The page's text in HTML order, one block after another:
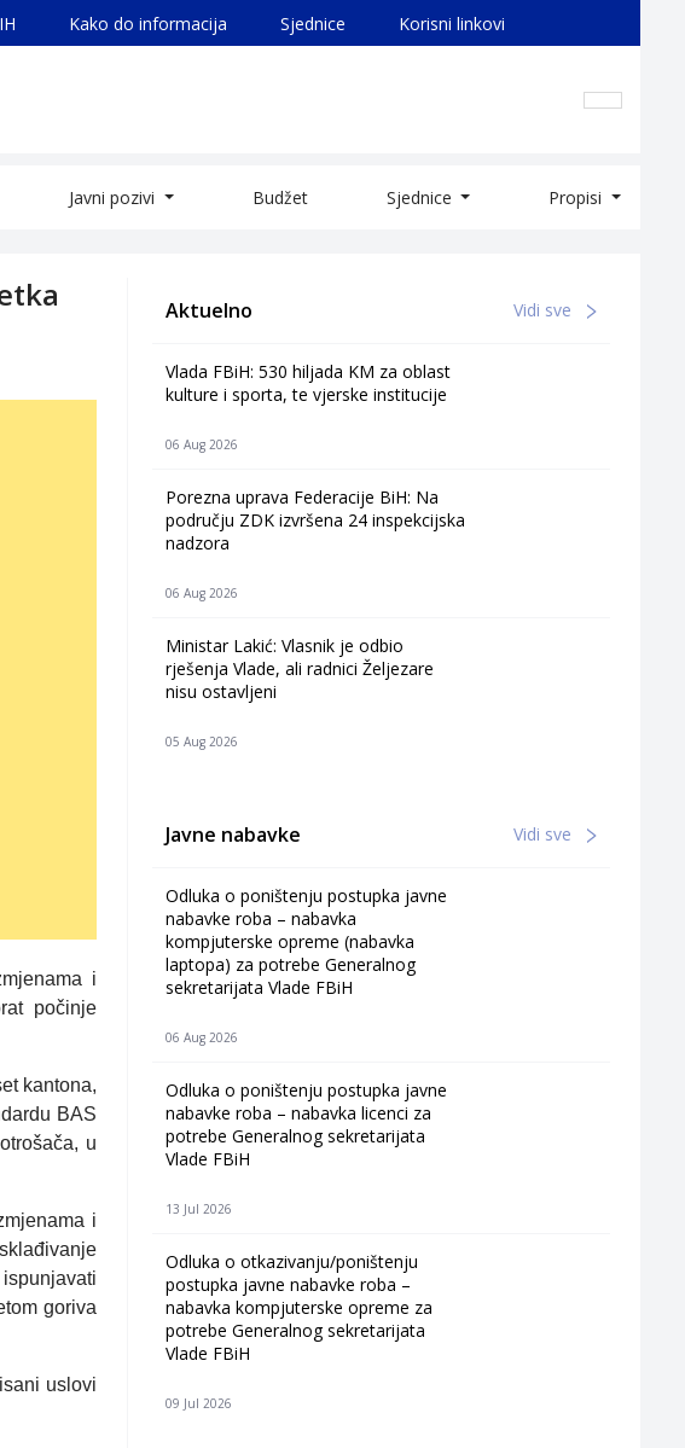
Kako do informacija Sjednice Korisni linkovi
Javni pozivi Budžet Sjednice Propisi
i
počinje
kantona,
BAS
u
i
goriva
uslovi
Aktuelno Vidi sve
Vlada FBiH: 530 hiljada KM za oblast
kulture i sporta, te vjerske institucije
06 Aug 2026
Porezna uprava Federacije BiH: Na
području ZDK izvršena 24 inspekcijska
nadzora
06 Aug 2026
Ministar Lakić: Vlasnik je odbio
rješenja Vlade, ali radnici Željezare
nisu ostavljeni
05 Aug 2026
Javne nabavke Vidi sve
Odluka o poništenju postupka javne
nabavke roba – nabavka
kompjuterske opreme (nabavka
laptopa) za potrebe Generalnog
sekretarijata Vlade FBiH
06 Aug 2026
Odluka o poništenju postupka javne
nabavke roba – nabavka licenci za
potrebe Generalnog sekretarijata
Vlade FBiH
13 Jul 2026
Odluka o otkazivanju/poništenju
postupka javne nabavke roba –
nabavka kompjuterske opreme za
potrebe Generalnog sekretarijata
Vlade FBiH
09 Jul 2026